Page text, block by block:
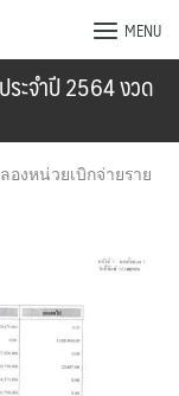
MENU
ระจำปี 2564 งวด
องหน่วยเบิกจ่ายราย